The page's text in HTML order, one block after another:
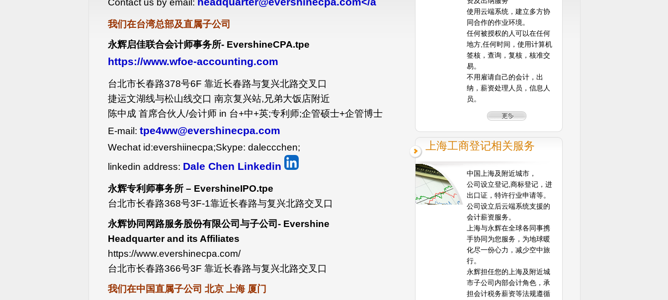
Contact us by email:
我们在台湾总部及直属子公司
永辉启佳联合会计师事务所- EvershineCPA.tpe
https://www.wfoe-accounting.com
台北市长春路378号6F 靠近长春路与复兴北路交叉口
捷运文湖线与松山线交口 南京复兴站,兄弟大饭店附近
陈中成 首席合伙人/会计师 in 台+中+英;专利师;企管硕士+企管博士
E-mail: tpe4ww@evershinecpa.com
Wechat id:evershiinecpa;Skype: daleccchen;
linkedin address: Dale Chen Linkedin
永辉专利师事务所 – EvershineIPO.tpe
台北市长春路368号3F-1靠近长春路与复兴北路交叉口
永辉协同网路服务股份有限公司与子公司- Evershine
Headquarter and its Affiliates
https://www.evershinecpa.com/
台北市长春路366号3F 靠近长春路与复兴北路交叉口
我们在中国直属子公司 北京 上海 厦门
使用云端系统，建立多方协
同合作的作业环境。
任何被授权的人可以在任何
地方,任何时间，使用计算机
签核，查询，复核，核准交
易。
不用雇请自己的会计，出
纳，薪资处理人员，信息人
员。
上海工商登记相关服务
中国上海及附近城市，
公司设立登记,商标登记，进
出口证，特许行业申请等。
公司设立后云端系统支援的
会计薪资服务。
上海与永辉在全球各同事携
手协同为您服务，为地球暖
化尽一份心力，减少空中旅
行。
永辉担任您的上海及附近城
市子公司内部会计角色，承
担会计税务薪资等法规遵循